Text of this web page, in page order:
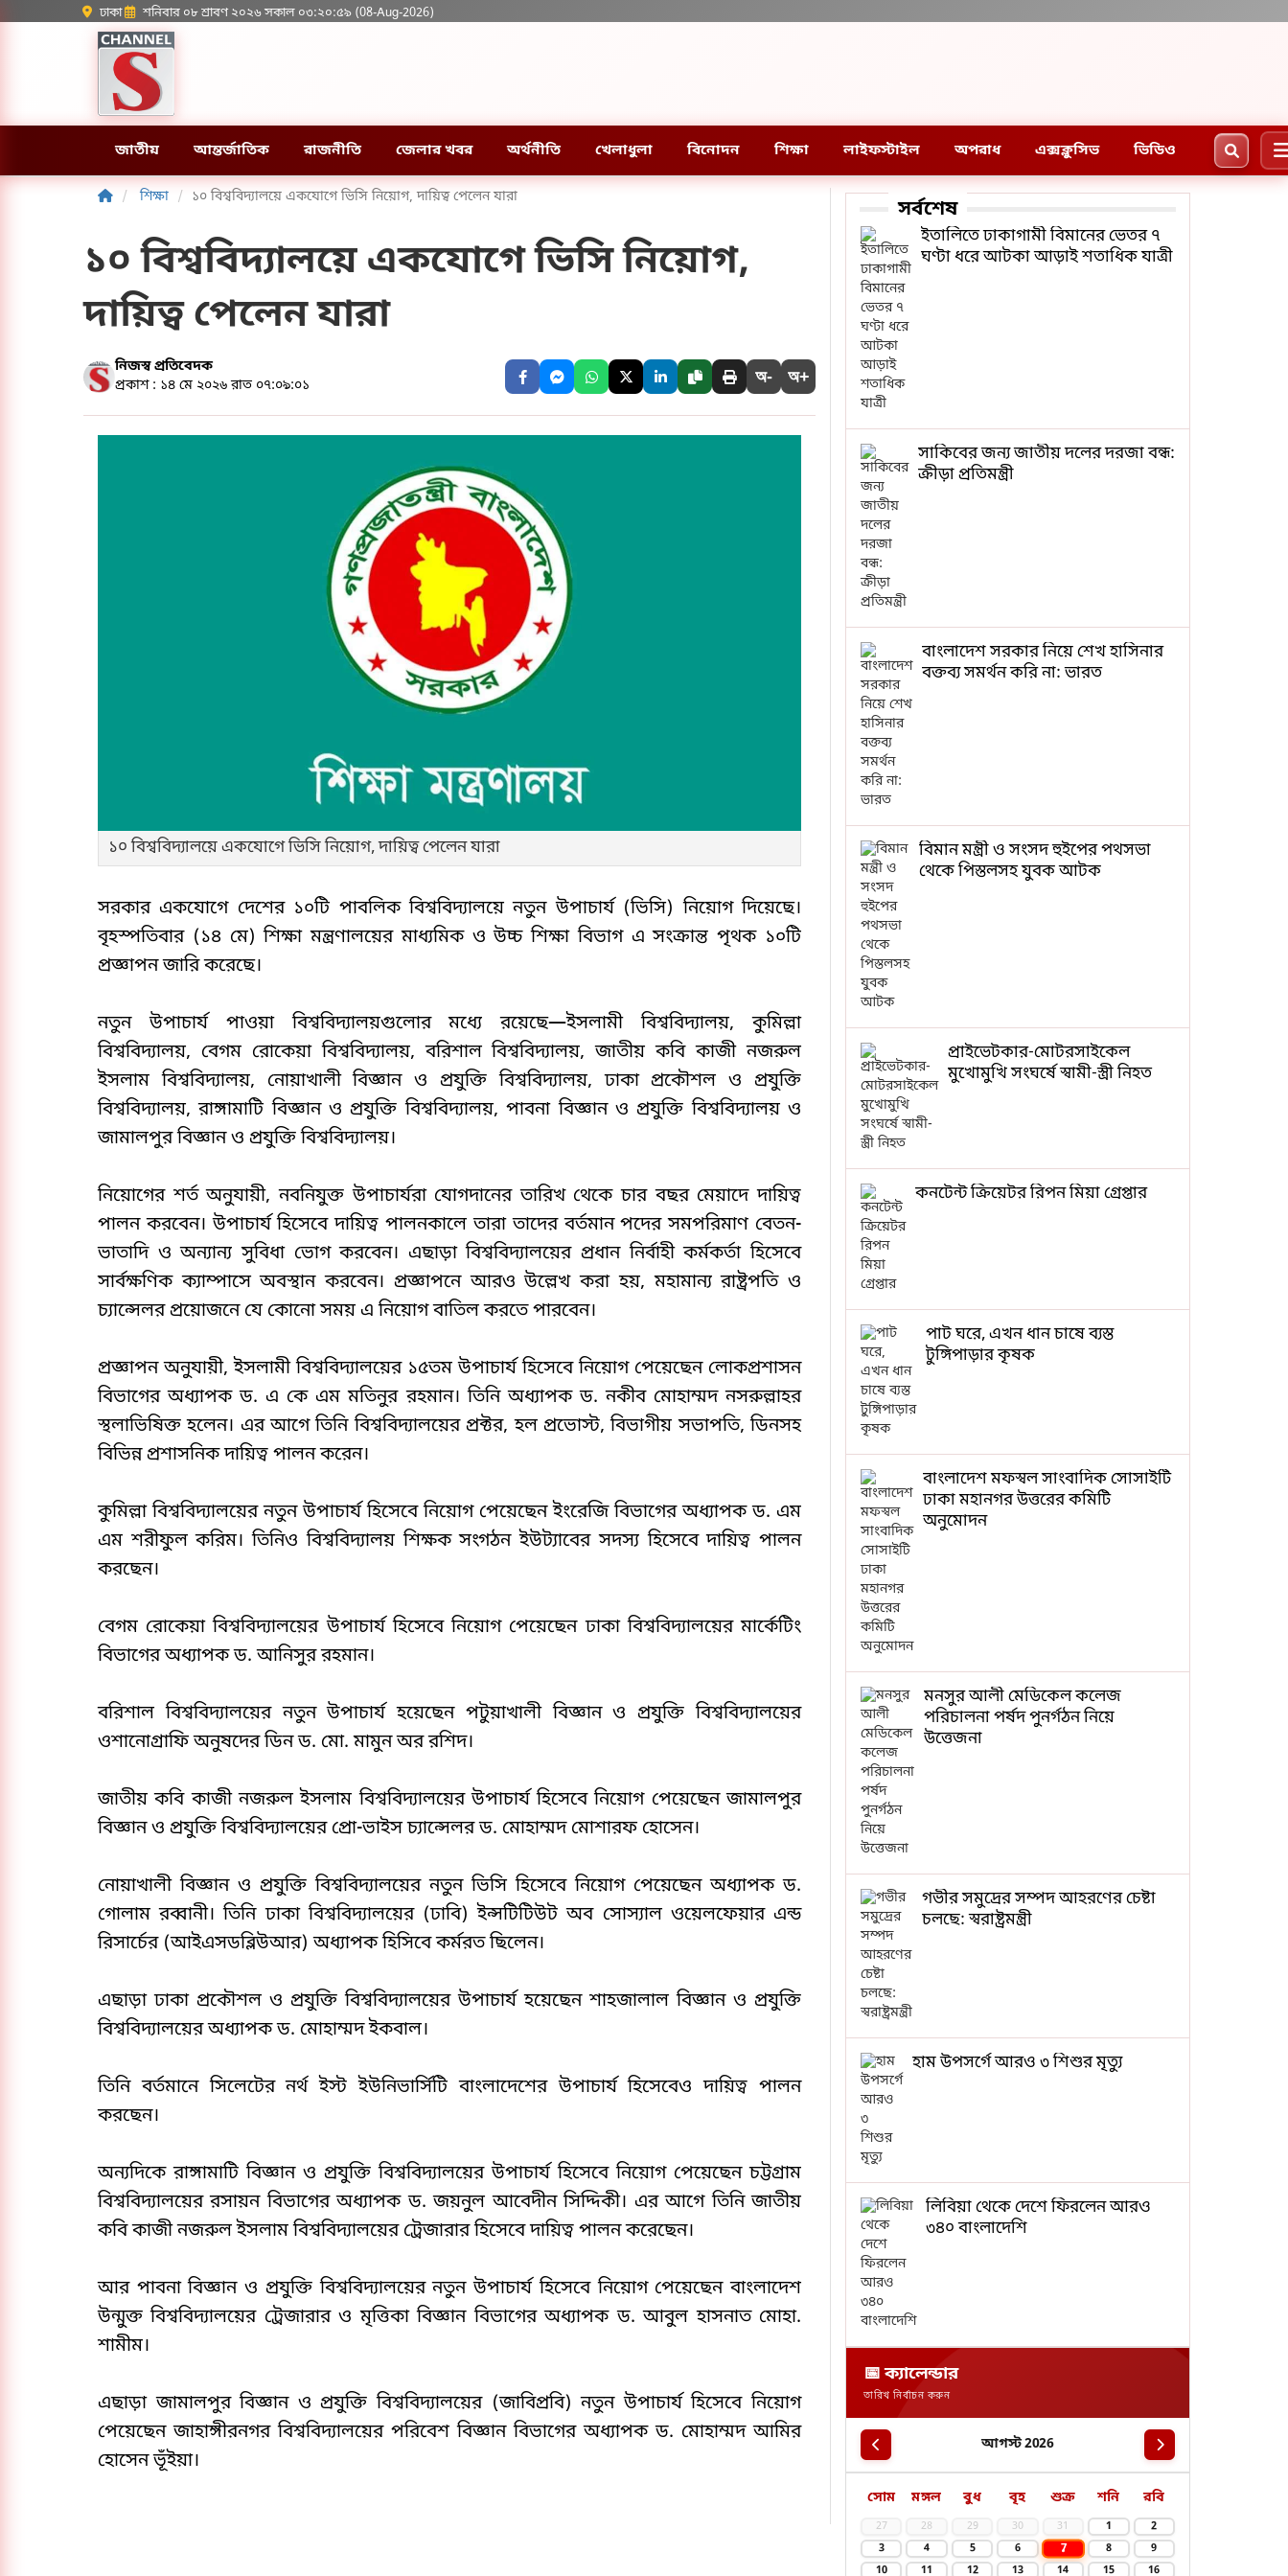
ঢাকা শনিবার ০৮ শ্রাবণ ২০২৬ সকাল ০৩:২০:৫৯ (08-Aug-2026)
জাতীয় আন্তর্জাতিক রাজনীতি জেলার খবর অর্থনীতি খেলাধুলা বিনোদন শিক্ষা লাইফস্টাইল অপরাধ এক্সক্লুসিভ ভিডিও
শিক্ষা ১০ বিশ্ববিদ্যালয়ে একযোগে ভিসি নিয়োগ, দায়িত্ব পেলেন যারা
১০ বিশ্ববিদ্যালয়ে একযোগে ভিসি নিয়োগ,
দায়িত্ব পেলেন যারা
নিজস্ব প্রতিবেদক
প্রকাশ : ১৪ মে ২০২৬ রাত ০৭:০৯:০১
অ- অ+
১০ বিশ্ববিদ্যালয়ে একযোগে ভিসি নিয়োগ, দায়িত্ব পেলেন যারা
সরকার একযোগে দেশের ১০টি পাবলিক বিশ্ববিদ্যালয়ে নতুন উপাচার্য (ভিসি) নিয়োগ দিয়েছে।
বৃহস্পতিবার (১৪ মে) শিক্ষা মন্ত্রণালয়ের মাধ্যমিক ও উচ্চ শিক্ষা বিভাগ এ সংক্রান্ত পৃথক ১০টি
প্রজ্ঞাপন জারি করেছে।
নতুন উপাচার্য পাওয়া বিশ্ববিদ্যালয়গুলোর মধ্যে রয়েছে—ইসলামী বিশ্ববিদ্যালয়, কুমিল্লা
বিশ্ববিদ্যালয়, বেগম রোকেয়া বিশ্ববিদ্যালয়, বরিশাল বিশ্ববিদ্যালয়, জাতীয় কবি কাজী নজরুল
ইসলাম বিশ্ববিদ্যালয়, নোয়াখালী বিজ্ঞান ও প্রযুক্তি বিশ্ববিদ্যালয়, ঢাকা প্রকৌশল ও প্রযুক্তি
বিশ্ববিদ্যালয়, রাঙ্গামাটি বিজ্ঞান ও প্রযুক্তি বিশ্ববিদ্যালয়, পাবনা বিজ্ঞান ও প্রযুক্তি বিশ্ববিদ্যালয় ও
জামালপুর বিজ্ঞান ও প্রযুক্তি বিশ্ববিদ্যালয়।
নিয়োগের শর্ত অনুযায়ী, নবনিযুক্ত উপাচার্যরা যোগদানের তারিখ থেকে চার বছর মেয়াদে দায়িত্ব
পালন করবেন। উপাচার্য হিসেবে দায়িত্ব পালনকালে তারা তাদের বর্তমান পদের সমপরিমাণ বেতন-
ভাতাদি ও অন্যান্য সুবিধা ভোগ করবেন। এছাড়া বিশ্ববিদ্যালয়ের প্রধান নির্বাহী কর্মকর্তা হিসেবে
সার্বক্ষণিক ক্যাম্পাসে অবস্থান করবেন। প্রজ্ঞাপনে আরও উল্লেখ করা হয়, মহামান্য রাষ্ট্রপতি ও
চ্যান্সেলর প্রয়োজনে যে কোনো সময় এ নিয়োগ বাতিল করতে পারবেন।
প্রজ্ঞাপন অনুযায়ী, ইসলামী বিশ্ববিদ্যালয়ের ১৫তম উপাচার্য হিসেবে নিয়োগ পেয়েছেন লোকপ্রশাসন
বিভাগের অধ্যাপক ড. এ কে এম মতিনুর রহমান। তিনি অধ্যাপক ড. নকীব মোহাম্মদ নসরুল্লাহর
স্থলাভিষিক্ত হলেন। এর আগে তিনি বিশ্ববিদ্যালয়ের প্রক্টর, হল প্রভোস্ট, বিভাগীয় সভাপতি, ডিনসহ
বিভিন্ন প্রশাসনিক দায়িত্ব পালন করেন।
কুমিল্লা বিশ্ববিদ্যালয়ের নতুন উপাচার্য হিসেবে নিয়োগ পেয়েছেন ইংরেজি বিভাগের অধ্যাপক ড. এম
এম শরীফুল করিম। তিনিও বিশ্ববিদ্যালয় শিক্ষক সংগঠন ইউট্যাবের সদস্য হিসেবে দায়িত্ব পালন
করছেন।
বেগম রোকেয়া বিশ্ববিদ্যালয়ের উপাচার্য হিসেবে নিয়োগ পেয়েছেন ঢাকা বিশ্ববিদ্যালয়ের মার্কেটিং
বিভাগের অধ্যাপক ড. আনিসুর রহমান।
বরিশাল বিশ্ববিদ্যালয়ের নতুন উপাচার্য হয়েছেন পটুয়াখালী বিজ্ঞান ও প্রযুক্তি বিশ্ববিদ্যালয়ের
ওশানোগ্রাফি অনুষদের ডিন ড. মো. মামুন অর রশিদ।
জাতীয় কবি কাজী নজরুল ইসলাম বিশ্ববিদ্যালয়ের উপাচার্য হিসেবে নিয়োগ পেয়েছেন জামালপুর
বিজ্ঞান ও প্রযুক্তি বিশ্ববিদ্যালয়ের প্রো-ভাইস চ্যান্সেলর ড. মোহাম্মদ মোশারফ হোসেন।
নোয়াখালী বিজ্ঞান ও প্রযুক্তি বিশ্ববিদ্যালয়ের নতুন ভিসি হিসেবে নিয়োগ পেয়েছেন অধ্যাপক ড.
গোলাম রব্বানী। তিনি ঢাকা বিশ্ববিদ্যালয়ের (ঢাবি) ইন্সটিটিউট অব সোস্যাল ওয়েলফেয়ার এন্ড
রিসার্চের (আইএসডব্লিউআর) অধ্যাপক হিসিবে কর্মরত ছিলেন।
এছাড়া ঢাকা প্রকৌশল ও প্রযুক্তি বিশ্ববিদ্যালয়ের উপাচার্য হয়েছেন শাহজালাল বিজ্ঞান ও প্রযুক্তি
বিশ্ববিদ্যালয়ের অধ্যাপক ড. মোহাম্মদ ইকবাল।
তিনি বর্তমানে সিলেটের নর্থ ইস্ট ইউনিভার্সিটি বাংলাদেশের উপাচার্য হিসেবেও দায়িত্ব পালন
করছেন।
অন্যদিকে রাঙ্গামাটি বিজ্ঞান ও প্রযুক্তি বিশ্ববিদ্যালয়ের উপাচার্য হিসেবে নিয়োগ পেয়েছেন চট্টগ্রাম
বিশ্ববিদ্যালয়ের রসায়ন বিভাগের অধ্যাপক ড. জয়নুল আবেদীন সিদ্দিকী। এর আগে তিনি জাতীয়
কবি কাজী নজরুল ইসলাম বিশ্ববিদ্যালয়ের ট্রেজারার হিসেবে দায়িত্ব পালন করেছেন।
আর পাবনা বিজ্ঞান ও প্রযুক্তি বিশ্ববিদ্যালয়ের নতুন উপাচার্য হিসেবে নিয়োগ পেয়েছেন বাংলাদেশ
উন্মুক্ত বিশ্ববিদ্যালয়ের ট্রেজারার ও মৃত্তিকা বিজ্ঞান বিভাগের অধ্যাপক ড. আবুল হাসনাত মোহা.
শামীম।
এছাড়া জামালপুর বিজ্ঞান ও প্রযুক্তি বিশ্ববিদ্যালয়ের (জাবিপ্রবি) নতুন উপাচার্য হিসেবে নিয়োগ
পেয়েছেন জাহাঙ্গীরনগর বিশ্ববিদ্যালয়ের পরিবেশ বিজ্ঞান বিভাগের অধ্যাপক ড. মোহাম্মদ আমির
হোসেন ভূঁইয়া।
সর্বশেষ
ইতালিতে ঢাকাগামী বিমানের ভেতর ৭
ঘণ্টা ধরে আটকা আড়াই শতাধিক যাত্রী
সাকিবের জন্য জাতীয় দলের দরজা বন্ধ:
ক্রীড়া প্রতিমন্ত্রী
বাংলাদেশ সরকার নিয়ে শেখ হাসিনার
বক্তব্য সমর্থন করি না: ভারত
বিমান মন্ত্রী ও সংসদ হুইপের পথসভা
থেকে পিস্তলসহ যুবক আটক
প্রাইভেটকার-মোটরসাইকেল
মুখোমুখি সংঘর্ষে স্বামী-স্ত্রী নিহত
কনটেন্ট ক্রিয়েটর রিপন মিয়া গ্রেপ্তার
পাট ঘরে, এখন ধান চাষে ব্যস্ত
টুঙ্গিপাড়ার কৃষক
বাংলাদেশ মফস্বল সাংবাদিক সোসাইটি
ঢাকা মহানগর উত্তরের কমিটি
অনুমোদন
মনসুর আলী মেডিকেল কলেজ
পরিচালনা পর্ষদ পুনর্গঠন নিয়ে
উত্তেজনা
গভীর সমুদ্রের সম্পদ আহরণের চেষ্টা
চলছে: স্বরাষ্ট্রমন্ত্রী
হাম উপসর্গে আরও ৩ শিশুর মৃত্যু
লিবিয়া থেকে দেশে ফিরলেন আরও
৩৪০ বাংলাদেশি
📅 ক্যালেন্ডার
তারিখ নির্বাচন করুন
আগস্ট 2026
সোম মঙ্গল বুধ বৃহ শুক্র শনি রবি
27 28 29 30 31 1
2
3
4 5 6 7 8
9
10
11 12 13 14 15 16